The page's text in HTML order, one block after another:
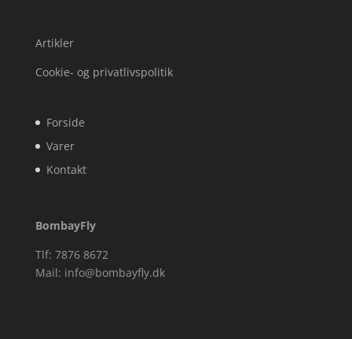
Artikler
Cookie- og privatlivspolitik
Forside
Varer
Kontakt
BombayFly
Tlf: 7876 8672
Mail: info@bombayfly.dk